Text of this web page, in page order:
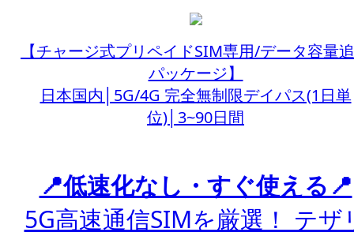
【チャージ式プリペイドSIM専用/データ容量
パッケージ】
日本国内│5G/4G 完全無制限デイパス(1日単
位)│3~90日間
📍低速化なし・すぐ使える📍
5G高速通信SIMを厳選！ テザ